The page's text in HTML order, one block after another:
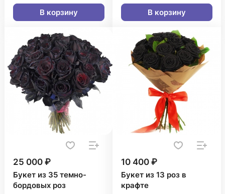
В корзину В корзину
25 000 ₽
Букет из 35 темно-
бордовых роз
10 400 ₽
Букет из 13 роз в
крафте